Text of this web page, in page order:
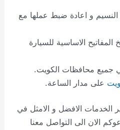
النسيم و اعادة ضبط عملها مع
الاساسية للسيارة
جميع محافظات الكويت.
على مدار الساعة.
الخدمات الافضل و الامثل في
الان الى التواصل معنا